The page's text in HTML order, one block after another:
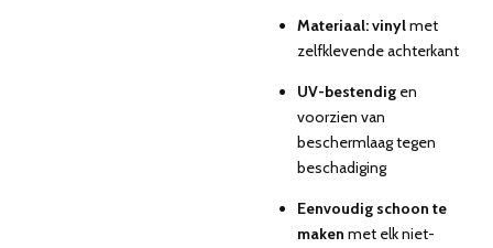
Materiaal: vinylmet
zelfklevende achterkant
UV-bestendig en
voorzien van
beschermlaag tegen
beschadiging
Eenvoudig schoon te
maken met elk niet-